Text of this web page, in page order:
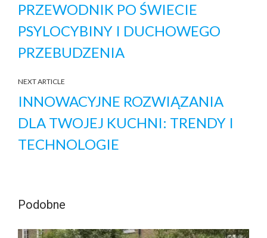
PRZEWODNIK PO ŚWIECIE
PSYLOCYBINY I DUCHOWEGO
PRZEBUDZENIA
NEXT ARTICLE
INNOWACYJNE ROZWIĄZANIA
DLA TWOJEJ KUCHNI: TRENDY I
TECHNOLOGIE
Podobne